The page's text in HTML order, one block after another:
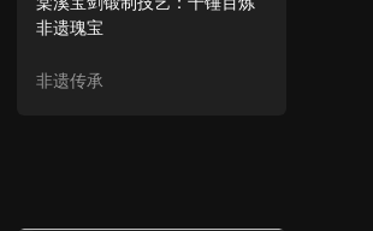
非遗瑰宝
非遗传承